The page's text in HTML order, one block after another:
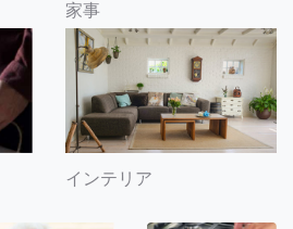
家事
インテリア